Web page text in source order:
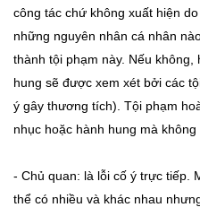
công tác chứ không xuất hiện
những nguyên nhân cá nhân
thành tội phạm này. Nếu không,
hung sẽ được xem xét bởi các
ý gây thương tích). Tội phạm
nhục hoặc hành hung mà không
- Chủ quan: là lỗi cố ý trực tiếp.
thể có nhiều và khác nhau